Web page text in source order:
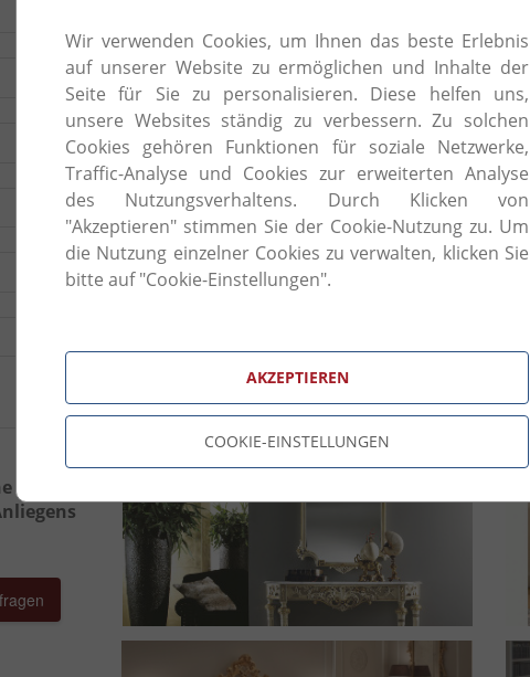
Daten
Wir verwenden Cookies, um Ihnen das beste Erlebnis
auf unserer Website zu ermöglichen und Inhalte der
Seite für Sie zu personalisieren. Diese helfen uns,
unsere Websites ständig zu verbessern. Zu solchen
Cookies gehören Funktionen für soziale Netzwerke,
Traffic-Analyse und Cookies zur erweiterten Analyse
des Nutzungsverhaltens. Durch Klicken von
"Akzeptieren" stimmen Sie der Cookie-Nutzung zu. Um
die Nutzung einzelner Cookies zu verwalten, klicken Sie
bitte auf "Cookie-Einstellungen".
AKZEPTIEREN
COOKIE-EINSTELLUNGEN